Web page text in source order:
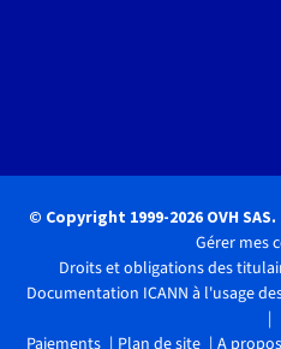
© Copyright 1999-2026 OVH SAS.
Gérer mes
Droits et obligations des
Documentation ICANN à l'usage
Paiements Plan de site A